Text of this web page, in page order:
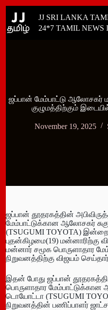
content
JJ SRI LANKA
24*7 TAMIL NEWS
ஜப்பான் மேம்பாட்டு ஆலோசகர்
குழுமத்திற்கும்
November 19, 2025
ஜப்பான் தூதரகத்தின்
மேம்பாட்டுக்கான ஆலோசகர்
(TSUGUMI TOYOTA)
புதன்கிழமை(19) மன்னாரிற்கு
மன்னார் சமூக பொருளாதார
நிறுவனத்திற்கு விஜயம்
இதன் போது ஜப்பான்
பொருளாதார மேம்பாட்டுக்கான
டொயோட்டா (TSUGUMI
நிறுவனத்தின் பணிப்பாளர்